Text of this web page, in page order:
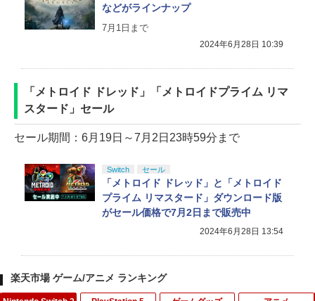
などがラインナップ
7月1日まで
2024年6月28日 10:39
「メトロイド ドレッド」「メトロイドプライム リマ
スタード」セール
セール期間：6月19日～7月2日23時59分まで
Switch セール
「メトロイド ドレッド」と「メトロイド
プライム リマスタード」ダウンロード版
がセール価格で7月2日まで販売中
2024年6月28日 13:54
楽天市場 ゲーム/アニメ ランキング